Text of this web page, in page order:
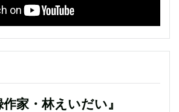
家・林えいだい』